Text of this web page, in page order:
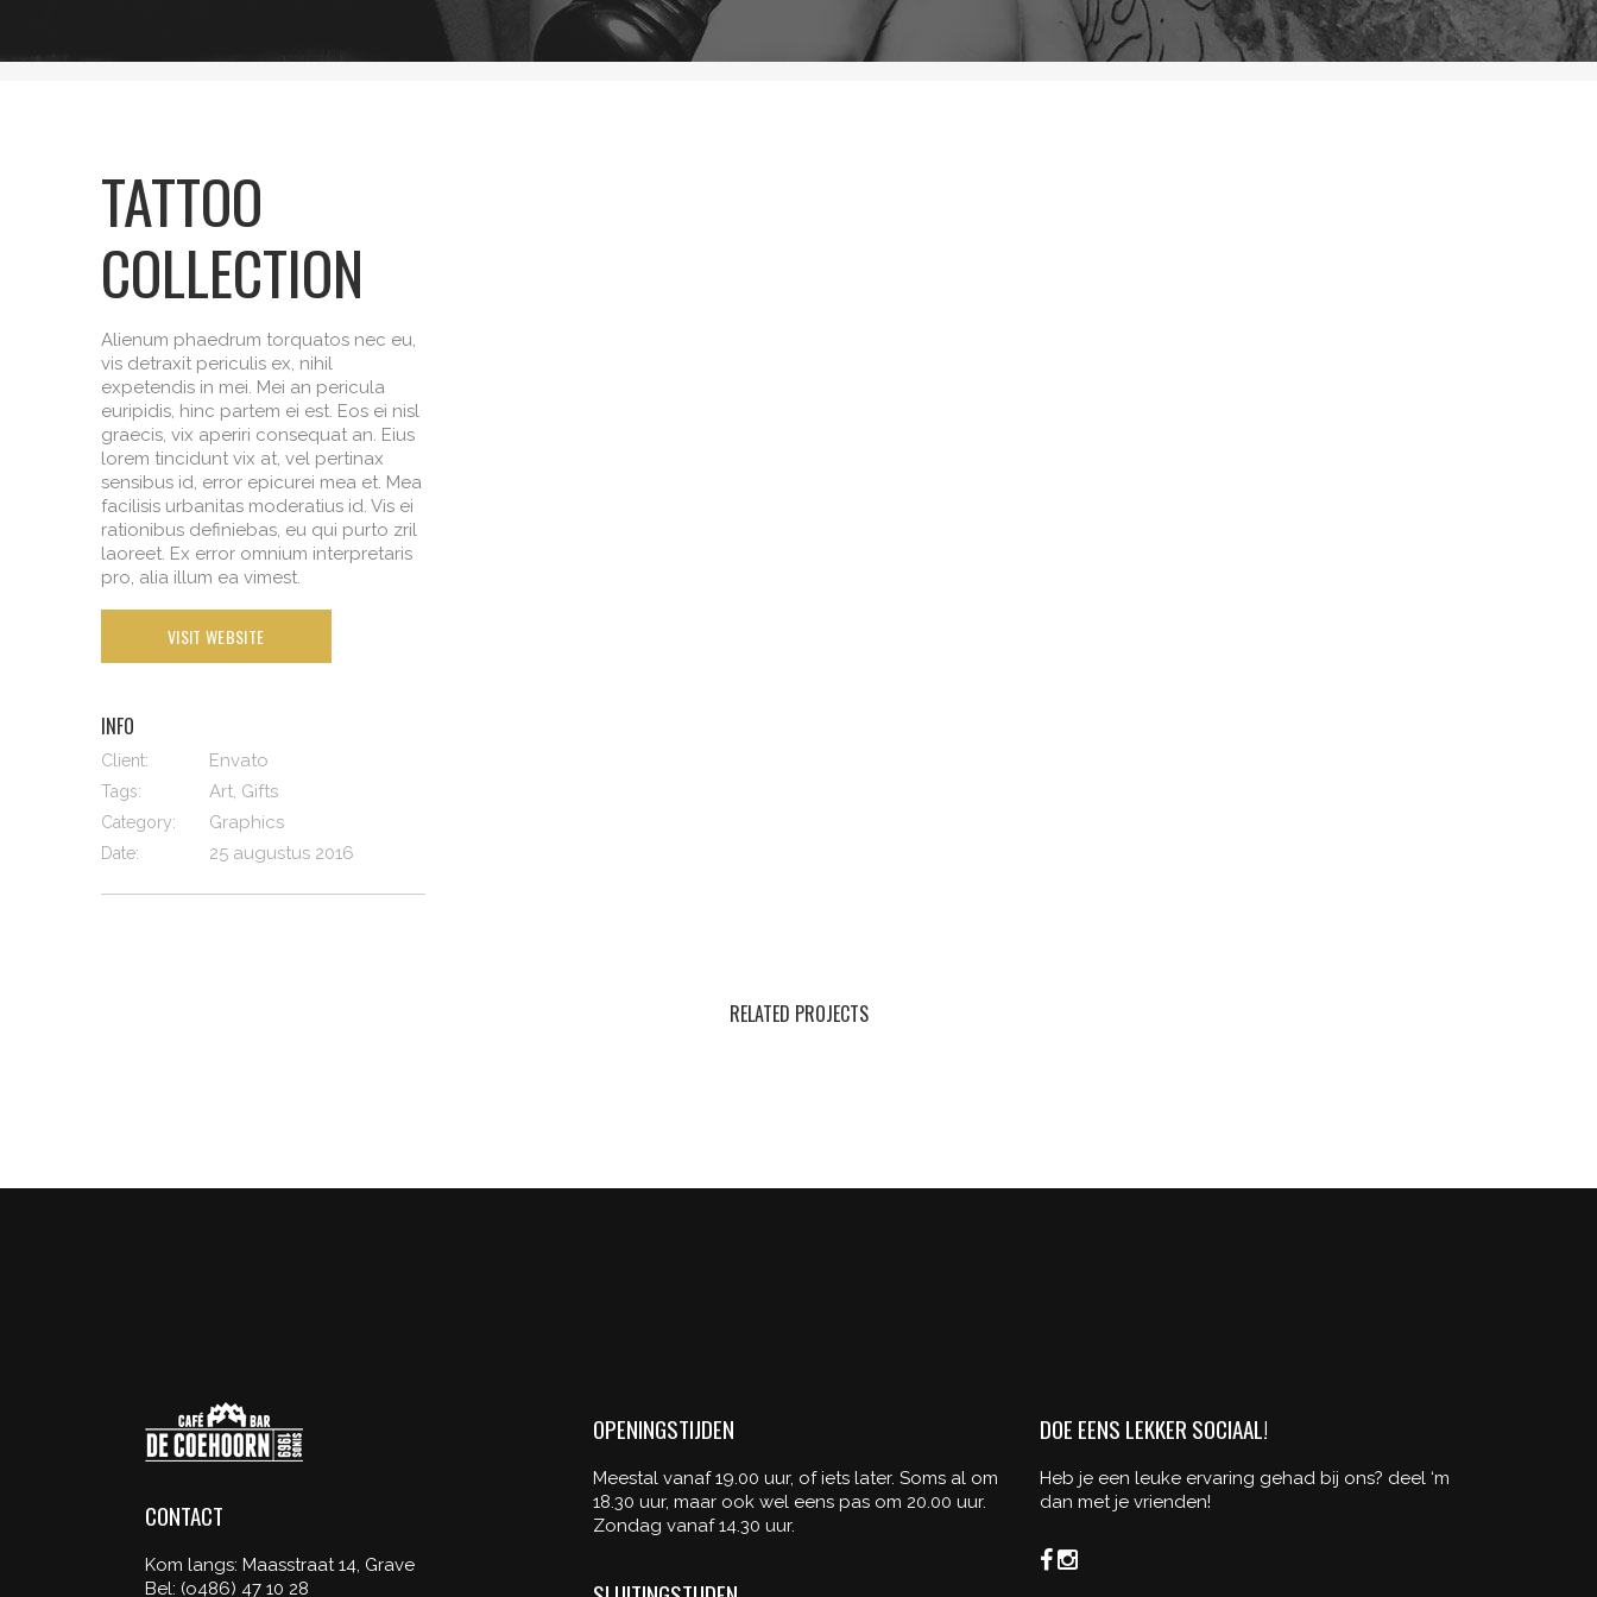
TATTOO
COLLECTION
Alienum phaedrum torquatos nec eu,
vis detraxit periculis ex, nihil
expetendis in mei. Mei an pericula
euripidis, hinc partem ei est. Eos ei nisl
graecis, vix aperiri consequat an. Eius
lorem tincidunt vix at, vel pertinax
sensibus id, error epicurei mea et. Mea
facilisis urbanitas moderatius id. Vis ei
rationibus definiebas, eu qui purto zril
laoreet. Ex error omnium interpretaris
pro, alia illum ea vimest.
VISIT WEBSITE
INFO
Client: Envato
Tags: Art, Gifts
Category: Graphics
Date: 25 augustus 2016
RELATED PROJECTS
CONTACT
Kom langs: Maasstraat 14, Grave
Bel: (o486) 47 10 28
OPENINGSTIJDEN
Meestal vanaf 19.00 uur, of iets later. Soms al om
18.30 uur, maar ook wel eens pas om 20.00 uur.
Zondag vanaf 14.30 uur.
DOE EENS LEKKER SOCIAAL!
Heb je een leuke ervaring gehad bij ons? deel ‘m
dan met je vrienden!